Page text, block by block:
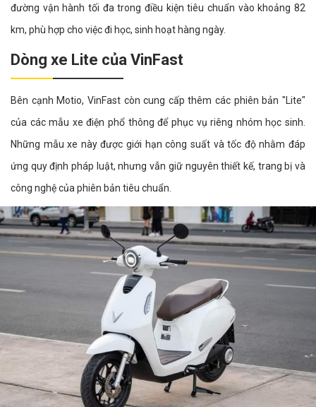
đường vận hành tối đa trong điều kiện tiêu chuẩn vào khoảng 82
km, phù hợp cho việc đi học, sinh hoạt hàng ngày.
Dòng xe Lite của VinFast
Bên cạnh Motio, VinFast còn cung cấp thêm các phiên bản "Lite"
của các mẫu xe điện phổ thông để phục vụ riêng nhóm học sinh.
Những mẫu xe này được giới hạn công suất và tốc độ nhằm đáp
ứng quy định pháp luật, nhưng vẫn giữ nguyên thiết kế, trang bị và
công nghệ của phiên bản tiêu chuẩn.